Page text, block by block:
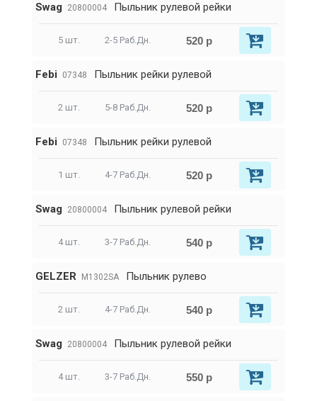
Swag 20800004 Пыльник рулевой рейки
5 шт. 2-5 Раб.Дн. 520 р
Febi 07348 Пыльник рейки рулевой
2 шт. 5-8 Раб.Дн. 520 р
Febi 07348 Пыльник рейки рулевой
1 шт. 4-7 Раб.Дн. 520 р
Swag 20800004 Пыльник рулевой рейки
4 шт. 3-7 Раб.Дн. 540 р
GELZER M1302SA Пыльник рулево
2 шт. 4-7 Раб.Дн. 540 р
Swag 20800004 Пыльник рулевой рейки
4 шт. 3-7 Раб.Дн. 550 р